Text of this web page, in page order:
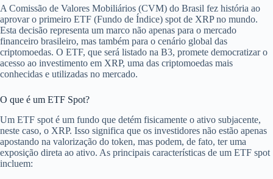
A Comissão de Valores Mobiliários (CVM) do Brasil fez história ao
aprovar o primeiro ETF (Fundo de Índice) spot de XRP no mundo.
Esta decisão representa um marco não apenas para o mercado
financeiro brasileiro, mas também para o cenário global das
criptomoedas. O ETF, que será listado na B3, promete democratizar o
acesso ao investimento em XRP, uma das criptomoedas mais
conhecidas e utilizadas no mercado.
O que é um ETF Spot?
Um ETF spot é um fundo que detém fisicamente o ativo subjacente,
neste caso, o XRP. Isso significa que os investidores não estão apenas
apostando na valorização do token, mas podem, de fato, ter uma
exposição direta ao ativo. As principais características de um ETF spot
incluem: